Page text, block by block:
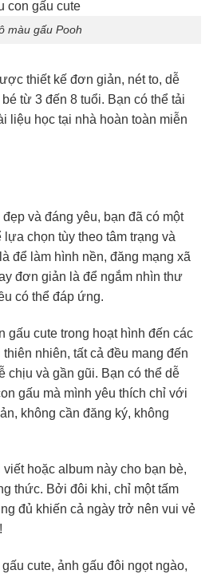
màu gấu Pooh
thiết kế đơn giản, nét to, dễ
từ 3 đến 8 tuổi. Bạn có thể tải
liệu học tại nhà hoàn toàn miễn
và đáng yêu, bạn đã có một
chọn tùy theo tâm trạng và
để làm hình nền, đăng mạng xã
đơn giản là để ngắm nhìn thư
có thể đáp ứng.
gấu cute trong hoạt hình đến các
nhiên, tất cả đều mang đến
chịu và gần gũi. Bạn có thể dễ
gấu mà mình yêu thích chỉ với
không cần đăng ký, không
hoặc album này cho bạn bè,
thức. Bởi đôi khi, chỉ một tấm
đủ khiến cả ngày trở nên vui vẻ
cute, ảnh gấu đôi ngọt ngào,